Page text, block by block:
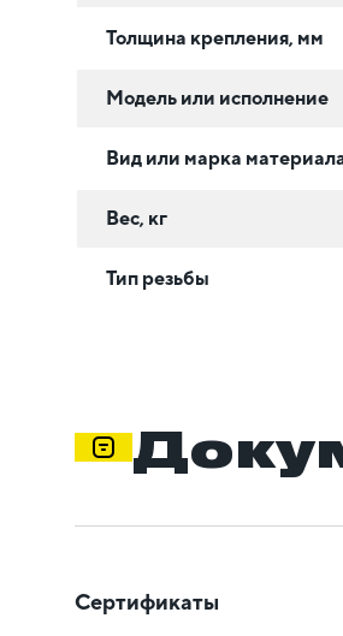
Толщина крепления, мм
Модель или исполнение
Вид или марка
Вес, кг
Тип резьбы
Сертификаты